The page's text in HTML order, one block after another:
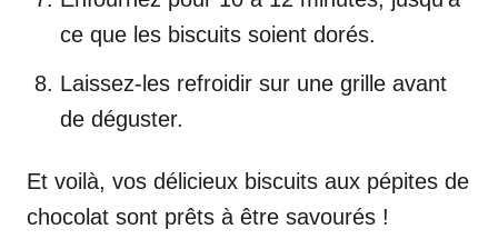
ce que les biscuits soient dorés.
Laissez-les refroidir sur une grille avant
de déguster.
Et voilà, vos délicieux biscuits aux pépites de
chocolat sont prêts à être savourés !